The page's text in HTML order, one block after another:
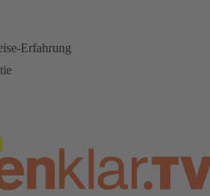
Erfahrung